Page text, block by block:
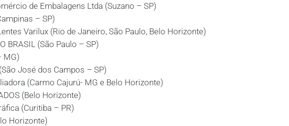
de Embalagens Ltda (Suzano – SP)
– SP)
Varilux (Rio de Janeiro, São Paulo, Belo Horizonte)
BRASIL (São Paulo – SP)
MG)
José dos Campos – SP)
(Carmo Cajurú- MG e Belo Horizonte)
(Belo Horizonte)
(Curitiba – PR)
Horizonte)